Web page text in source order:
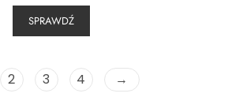
SPRAWDŹ
2 3 4 →